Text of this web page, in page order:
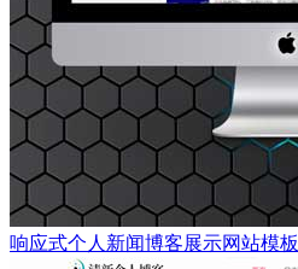
响应式个人新闻博客展示网站模板